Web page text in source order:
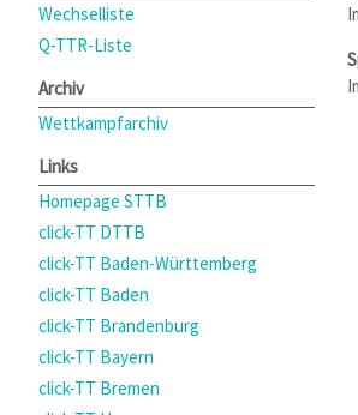
Wechselliste
Q-TTR-Liste
Archiv
Wettkampfarchiv
Links
Homepage STTB
click-TT DTTB
click-TT Baden-Württemberg
click-TT Baden
click-TT Brandenburg
click-TT Bayern
click-TT Bremen